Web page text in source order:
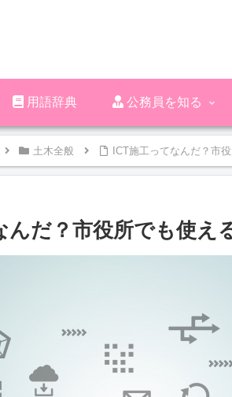
用語辞典 ‪︎‬‪︎公務員を知る
土木全般 ICT施工ってなんだ？市
んだ？市役所でも使え